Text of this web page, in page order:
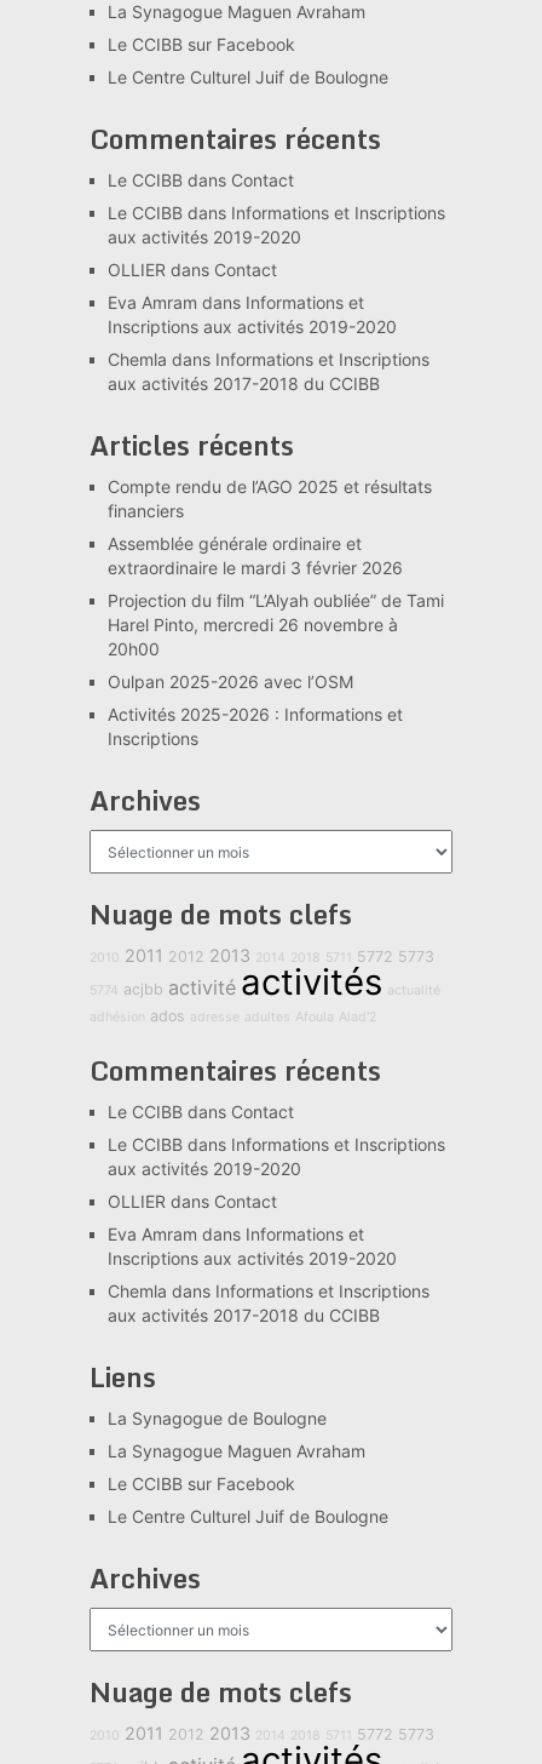
La Synagogue Maguen Avraham
Le CCIBB sur Facebook
Le Centre Culturel Juif de Boulogne
Commentaires récents
Le CCIBBdans Contact
Le CCIBBdans Informations et Inscriptions
aux activités 2019-2020
OLLIER dans Contact
Eva Amram dans Informations et
Inscriptions aux activités 2019-2020
Chemla dans Informations et Inscriptions
aux activités 2017-2018 du CCIBB
Articles récents
Compte rendu de l’AGO 2025 et résultats
financiers
Assemblée générale ordinaire et
extraordinaire le mardi 3 février 2026
Projection du film “L’Alyah oubliée” de Tami
Harel Pinto, mercredi 26 novembre à
20h00
Oulpan 2025-2026 avec l’OSM
Activités 2025-2026 : Informations et
Inscriptions
Archives
Nuage de mots clefs
2010 2011 2012 2013 2014 2018 5711 5772 5773
5774 acjbb activité activités actualité
adhésion ados adresse adultes Afoula Alad'2
Commentaires récents
Le CCIBBdans Contact
Le CCIBBdans Informations et Inscriptions
aux activités 2019-2020
OLLIER dans Contact
Eva Amram dans Informations et
Inscriptions aux activités 2019-2020
Chemla dans Informations et Inscriptions
aux activités 2017-2018 du CCIBB
Liens
La Synagogue de Boulogne
La Synagogue Maguen Avraham
Le CCIBB sur Facebook
Le Centre Culturel Juif de Boulogne
Archives
Nuage de mots clefs
2010 2011 2012 2013 2014 2018 5711 5772 5773